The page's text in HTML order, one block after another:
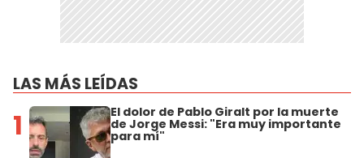
LAS MÁS LEÍDAS
1 El dolor de Pablo Giralt por la muerte
de Jorge Messi: "Era muy importante
para mí"